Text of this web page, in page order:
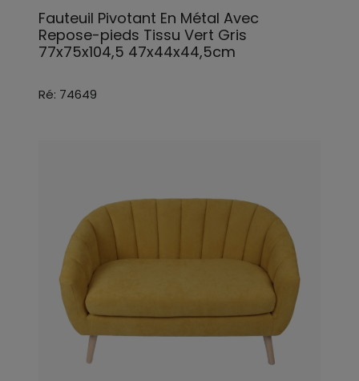
Fauteuil Pivotant En Métal Avec
Repose-pieds Tissu Vert Gris
77x75x104,5 47x44x44,5cm
Ré: 74649